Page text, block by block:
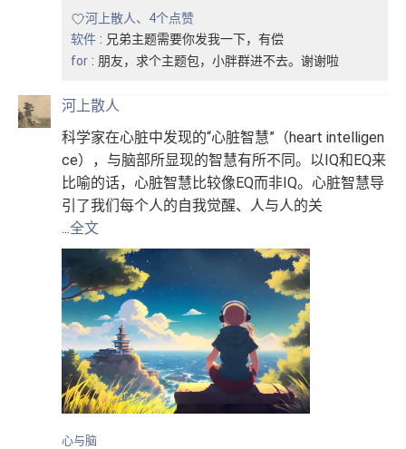
河上散人、4个点赞
软件 : 兄弟主题需要你发我一下，有偿
for : 朋友，求个主题包，小胖群进不去。谢谢啦
河上散人
科学家在心脏中发现的“心脏智慧”（heart intelligen
ce），与脑部所显现的智慧有所不同。以IQ和EQ来
比喻的话，心脏智慧比较像EQ而非IQ。心脏智慧导
引了我们每个人的自我觉醒、人与人的关
...全文
心与脑